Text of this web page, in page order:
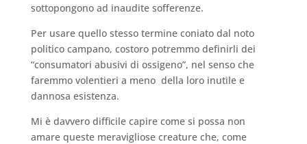
sottopongono ad inaudite sofferenze.
Per usare quello stesso termine coniato dal noto
politico campano, costoro potremmo definirli dei
“consumatori abusivi di ossigeno”, nel senso che
faremmo volentieri a meno della loro inutile e
dannosa esistenza.
Mi è davvero difficile capire come si possa non
amare queste meravigliose creature che, come